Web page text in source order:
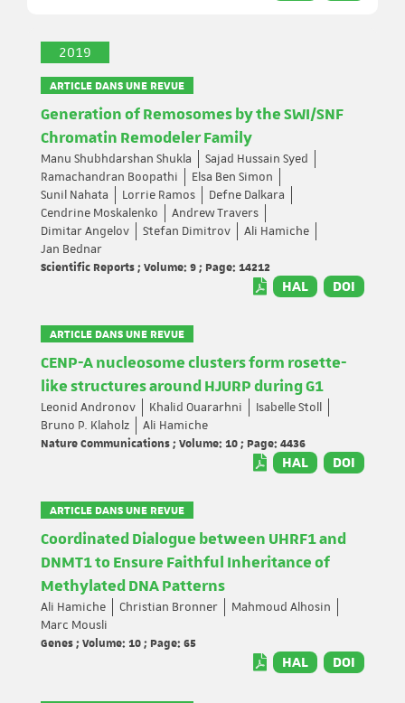
2019
ARTICLE DANS UNE REVUE
Generation of Remosomes by the SWI/SNF
Chromatin Remodeler Family
Manu Shubhdarshan Shukla
Sajad Hussain Syed
Ramachandran Boopathi
Elsa Ben Simon
Sunil Nahata
Lorrie Ramos
Defne Dalkara
Cendrine Moskalenko
Andrew Travers
Dimitar Angelov
Stefan Dimitrov
Ali Hamiche
Jan Bednar
Scientific Reports ; Volume: 9 ; Page: 14212
HAL DOI
ARTICLE DANS UNE REVUE
CENP-A nucleosome clusters form rosette-
like structures around HJURP during G1
Leonid Andronov Khalid Ouararhni
Isabelle Stoll
Bruno P. Klaholz
Ali Hamiche
Nature Communications ; Volume: 10 ; Page: 4436
HAL DOI
ARTICLE DANS UNE REVUE
Coordinated Dialogue between UHRF1 and
DNMT1 to Ensure Faithful Inheritance of
Methylated DNA Patterns
Ali Hamiche Christian Bronner
Mahmoud Alhosin
Marc Mousli
Genes ; Volume: 10 ; Page: 65
HAL DOI